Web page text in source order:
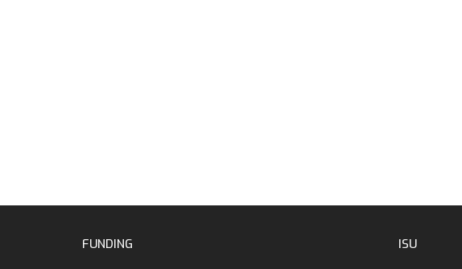
FUNDING ISU